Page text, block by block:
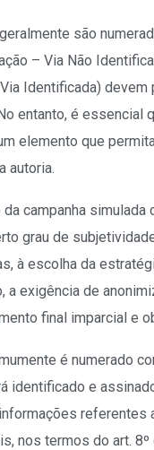
são
– Via Não
Identificada) devem
entanto, é essencial
elemento que
autoria.
campanha simulada
grau de
à escolha da
a exigência de
final imparcial e
é numerado
identificado e
referentes
nos termos do art. 8º